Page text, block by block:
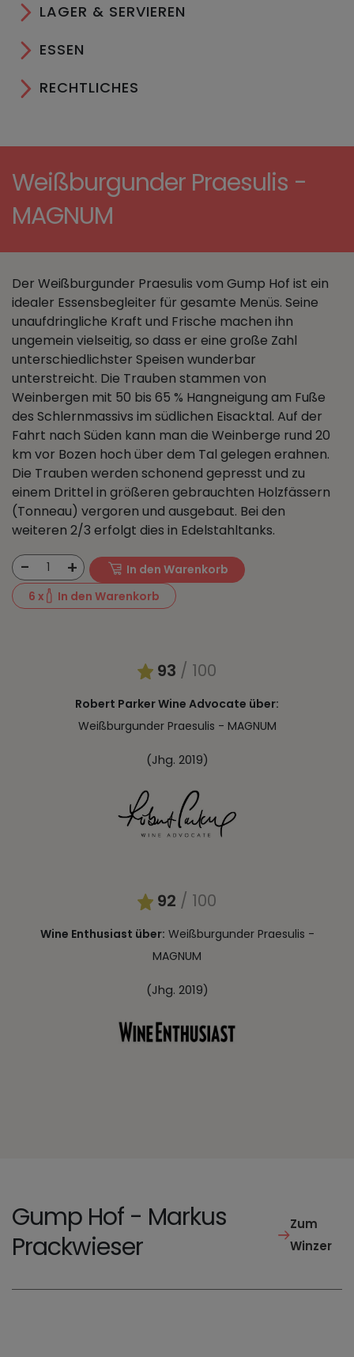
LAGER & SERVIEREN
ESSEN
RECHTLICHES
Weißburgunder Praesulis -
MAGNUM
Der Weißburgunder Praesulis vom Gump Hof ist ein
idealer Essensbegleiter für gesamte Menüs. Seine
unaufdringliche Kraft und Frische machen ihn
ungemein vielseitig, so dass er eine große Zahl
unterschiedlichster Speisen wunderbar
unterstreicht. Die Trauben stammen von
Weinbergen mit 50 bis 65 % Hangneigung am Fuße
des Schlernmassivs im südlichen Eisacktal. Auf der
Fahrt nach Süden kann man die Weinberge rund 20
km vor Bozen hoch über dem Tal gelegen erahnen.
Die Trauben werden schonend gepresst und zu
einem Drittel in größeren gebrauchten Holzfässern
(Tonneau) vergoren und ausgebaut. Bei den
weiteren 2/3 erfolgt dies in Edelstahltanks.
- 1 +
In den Warenkorb
6 x In den Warenkorb
93 / 100
Robert Parker Wine Advocate über:
Weißburgunder Praesulis - MAGNUM
(Jhg. 2019)
92 / 100
Wine Enthusiast über: Weißburgunder Praesulis -
MAGNUM
(Jhg. 2019)
Gump Hof - Markus
Prackwieser
Zum
Winzer